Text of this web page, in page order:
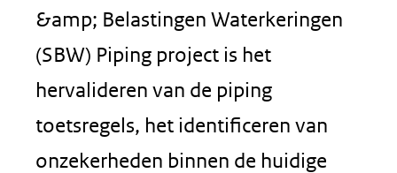
&amp; Belastingen Waterkeringen
(SBW) Piping project is het
hervalideren van de piping
toetsregels, het identificeren van
onzekerheden binnen de huidige